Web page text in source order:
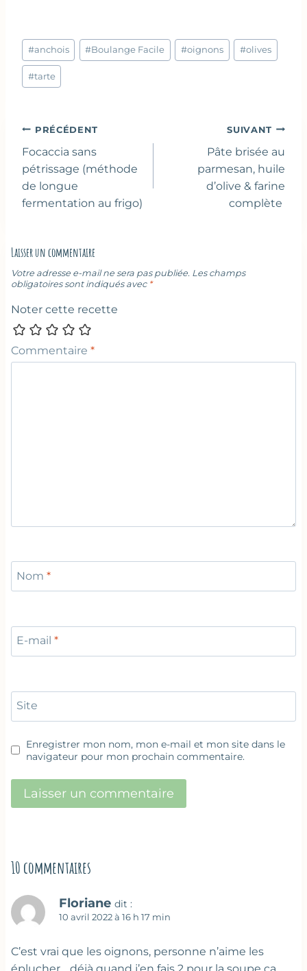
Étiquettes
de
la
#anchois #Boulange Facile #oignons #olives
#tarte
Navigation
de
l’article
PRÉCÉDENT
Focaccia sans
pétrissage (méthode
de longue
fermentation au frigo)
SUIVANT
Pâte brisée au
parmesan, huile
d’olive & farine
complète
Laisser un commentaire
Votre adresse e-mail ne sera pas publiée. Les champs
obligatoires sont indiqués avec *
Noter cette recette
Commentaire *
Nom *
E-mail *
Site
Enregistrer mon nom, mon e-mail et mon site dans le
navigateur pour mon prochain commentaire.
10 commentaires
Floriane dit :
10 avril 2022 à 16 h 17 min
C’est vrai que les oignons, personne n’aime les